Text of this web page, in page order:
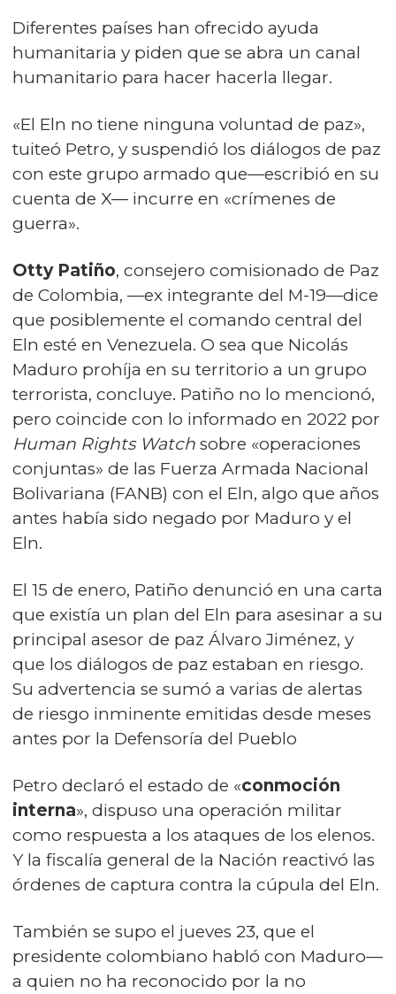
Diferentes países han ofrecido ayuda
humanitaria y piden que se abra un canal
humanitario para hacer hacerla llegar.
«El Eln no tiene ninguna voluntad de paz»,
tuiteó Petro, y suspendió los diálogos de paz
con este grupo armado que—escribió en su
cuenta de X— incurre en «crímenes de
guerra».
Otty Patiño, consejero comisionado de Paz
de Colombia, —ex integrante del M-19—dice
que posiblemente el comando central del
Eln esté en Venezuela. O sea que Nicolás
Maduro prohíja en su territorio a un grupo
terrorista, concluye. Patiño no lo mencionó,
pero coincide con lo informado en 2022 por
Human Rights Watch sobre «operaciones
conjuntas» de las Fuerza Armada Nacional
Bolivariana (FANB) con el Eln, algo que años
antes había sido negado por Maduro y el
Eln.
El 15 de enero, Patiño denunció en una carta
que existía un plan del Eln para asesinar a su
principal asesor de paz Álvaro Jiménez, y
que los diálogos de paz estaban en riesgo.
Su advertencia se sumó a varias de alertas
de riesgo inminente emitidas desde meses
antes por la Defensoría del Pueblo
Petro declaró el estado de «conmoción
interna», dispuso una operación militar
como respuesta a los ataques de los elenos.
Y la fiscalía general de la Nación reactivó las
órdenes de captura contra la cúpula del Eln.
También se supo el jueves 23, que el
presidente colombiano habló con Maduro—
a quien no ha reconocido por la no